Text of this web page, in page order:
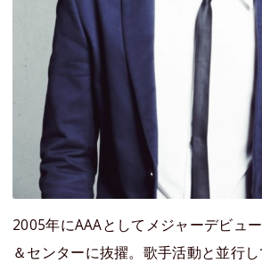
2005年にAAAとしてメジャーデビュ
＆センターに抜擢。歌手活動と並行